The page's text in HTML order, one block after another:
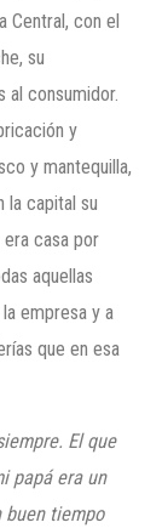
Central, con el
su
consumidor.
y
y mantequilla,
la capital su
casa por
aquellas
empresa y a
que en esa
El que
papá era un
buen tiempo